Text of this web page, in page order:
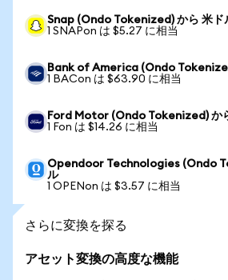
Snap (Ondo Tokenized) から 米ド
1 SNAPon は $5.27 に相当
Bank of America (Ondo
1 BACon は $63.90 に相当
Ford Motor (Ondo Tokenized) か
1 Fon は $14.26 に相当
Opendoor Technologies (Ondo
ル
1 OPENon は $3.57 に相当
さらに変換を探る
アセット変換の高度な機能